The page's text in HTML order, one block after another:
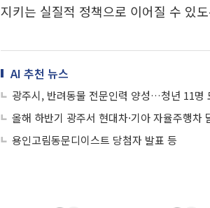
지키는 실질적 정책으로 이어질 수 있
AI 추천 뉴스
광주시, 반려동물 전문인력 양성…청년 11명
올해 하반기 광주서 현대차·기아 자율주행차
용인고림동문디이스트 당첨자 발표 등